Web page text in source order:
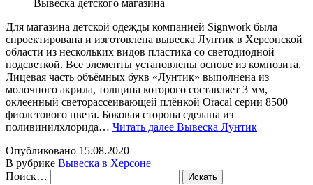
Вывеска детского магазина
Для магазина детской одежды компанией Signwork была
спроектирована и изготовлена вывеска Лунтик в Херсонской
области из нескольких видов пластика со светодиодной
подсветкой. Все элементы установлены основе из композита.
Лицевая часть объёмных букв «Лунтик» выполнена из
молочного акрила, толщина которого составляет 3 мм,
оклеенный светорассеивающей плёнкой Oracal серии 8500
фиолетового цвета. Боковая сторона сделана из
поливинилхлорида… Читать далее Вывеска Лунтик
Опубликовано 15.08.2020
В рубрике Вывеска в Херсоне
Поиск…